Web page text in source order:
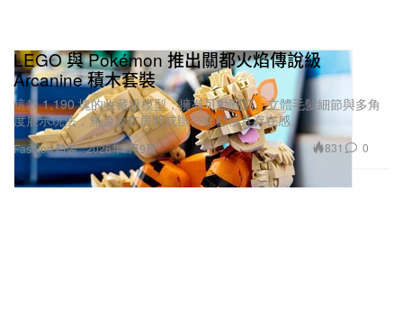
Fashion 時裝
LEGO 與 Pokémon 推出關都火焰傳說級
Arcanine 積木套裝
這款 1,190 塊的收藏級模型，擁有可動關節、立體毛髮細節與多角
度展示玩法，無論放在房間或辦公桌都極具存在感。
2026年7月9日 831 0